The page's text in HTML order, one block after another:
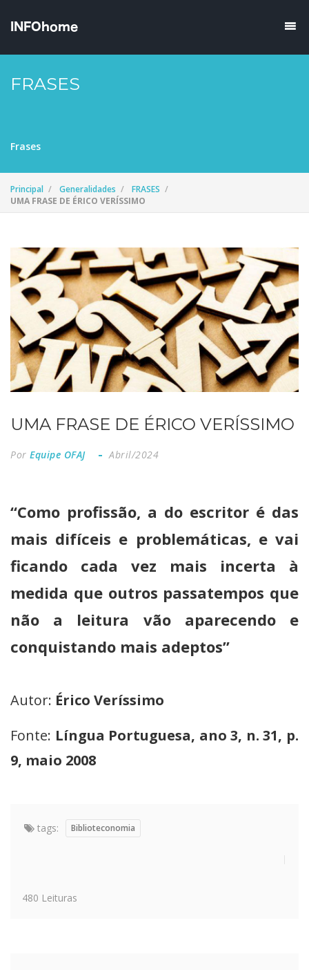
FRASES
Frases
Principal Generalidades
FRASES
UMA FRASE DE ÉRICO VERÍSSIMO
UMA FRASE DE ÉRICO VERÍSSIMO
Por Equipe OFAJ Abril/2024
“Como profissão, a do escritor é das
mais difíceis e problemáticas, e vai
ficando cada vez mais incerta à
medida que outros passatempos que
não a leitura vão aparecendo e
conquistando mais adeptos”
Autor: Érico Veríssimo
Fonte: Língua Portuguesa, ano 3, n. 31, p.
9, maio 2008
tags: Biblioteconomia
480 Leituras